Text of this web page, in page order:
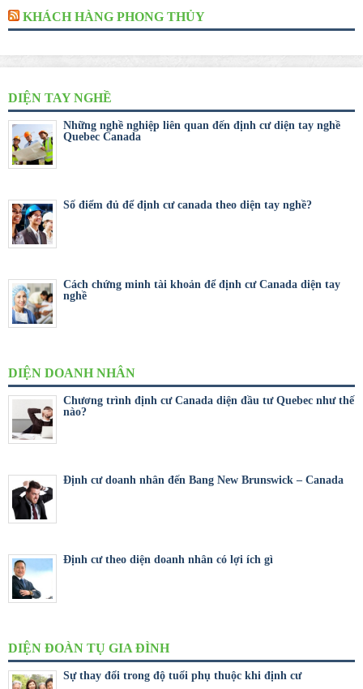
KHÁCH HÀNG PHONG THỦY
DIỆN TAY NGHỀ
Những nghề nghiệp liên quan đến định cư diện tay nghề
Quebec Canada
Số điểm đủ để định cư canada theo diện tay nghề?
Cách chứng minh tài khoản để định cư Canada diện tay
nghề
DIỆN DOANH NHÂN
Chương trình định cư Canada diện đầu tư Quebec như thế
nào?
Định cư doanh nhân đến Bang New Brunswick – Canada
Định cư theo diện doanh nhân có lợi ích gì
DIỆN ĐOÀN TỤ GIA ĐÌNH
Sự thay đổi trong độ tuổi phụ thuộc khi định cư